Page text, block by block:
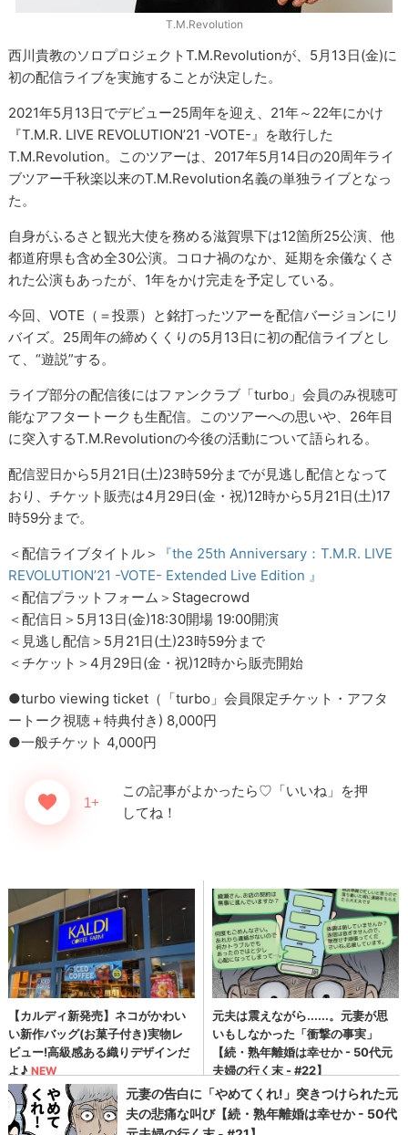
T.M.Revolution
西川貴教のソロプロジェクトT.M.Revolutionが、5月13日(金)に
初の配信ライブを実施することが決定した。
2021年5月13日でデビュー25周年を迎え、21年～22年にかけ
『T.M.R. LIVE REVOLUTION’21 -VOTE-』を敢行した
T.M.Revolution。このツアーは、2017年5月14日の20周年ライ
ブツアー千秋楽以来のT.M.Revolution名義の単独ライブとなっ
た。
自身がふるさと観光大使を務める滋賀県下は12箇所25公演、他
都道府県も含め全30公演。コロナ禍のなか、延期を余儀なくさ
れた公演もあったが、1年をかけ完走を予定している。
今回、VOTE（＝投票）と銘打ったツアーを配信バージョンにリ
バイズ。25周年の締めくくりの5月13日に初の配信ライブとし
て、“遊説”する。
ライブ部分の配信後にはファンクラブ「turbo」会員のみ視聴可
能なアフタートークも生配信。このツアーへの思いや、26年目
に突入するT.M.Revolutionの今後の活動について語られる。
配信翌日から5月21日(土)23時59分までが見逃し配信となって
おり、チケット販売は4月29日(金・祝)12時から5月21日(土)17
時59分まで。
＜配信ライブタイトル＞
『the 25th Anniversary：T.M.R. LIVE
REVOLUTION’21 -VOTE- Extended Live Edition 』
＜配信プラットフォーム＞Stagecrowd
＜配信日＞5月13日(金)18:30開場 19:00開演
＜見逃し配信＞5月21日(土)23時59分まで
＜チケット＞4月29日(金・祝)12時から販売開始
●turbo viewing ticket（「turbo」会員限定チケット・アフタ
ートーク視聴＋特典付き) 8,000円
●一般チケット 4,000円